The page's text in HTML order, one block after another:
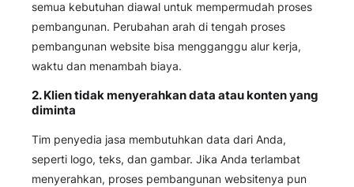
semua kebutuhan diawal untuk mempermudah proses
pembangunan. Perubahan arah di tengah proses
pembangunan website bisa mengganggu alur kerja,
waktu dan menambah biaya.
2. Klien tidak menyerahkan data atau konten yang
diminta
Tim penyedia jasa membutuhkan data dari Anda,
seperti logo, teks, dan gambar. Jika Anda terlambat
menyerahkan, proses pembangunan websitenya pun